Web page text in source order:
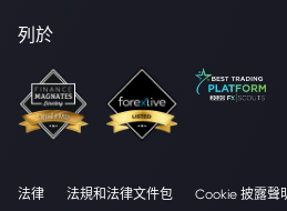
列於
法律 法規和法律文件包 Cookie 披露聲